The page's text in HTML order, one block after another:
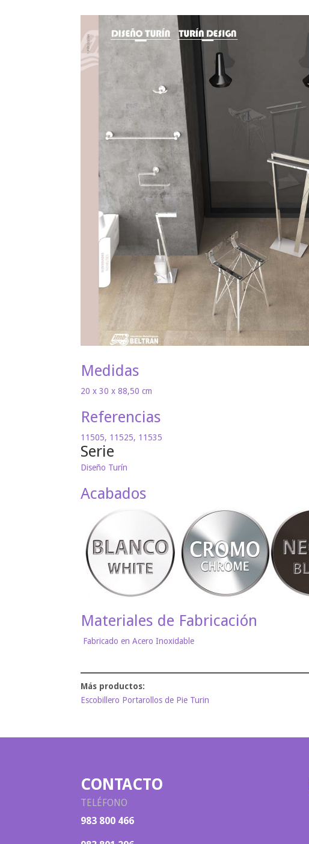
Medidas
20 x 30 x 88,50 cm
Referencias
11505, 11525, 11535
Serie
Diseño Turín
Acabados
Materiales de Fabricación
Fabricado en Acero Inoxidable
Escobillero Portarollos de Pie Turin
CONTACTO
TELÉFONO
983 800 466